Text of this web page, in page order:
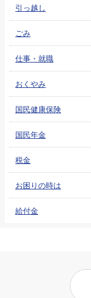
引っ越し
ごみ
仕事・就職
おくやみ
国民健康保険
国民年金
税金
お困りの時は
給付金